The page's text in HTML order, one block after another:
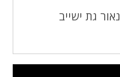
נאור גת ישייב